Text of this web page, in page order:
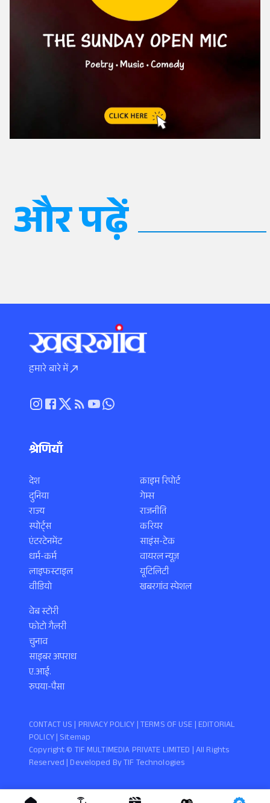
और पढ़ें
हमारे बारे में
श्रेणियाँ
देश
दुनिया
राज्य
स्पोर्ट्स
एंटरटेनमेंट
धर्म-कर्म
लाइफस्टाइल
वीडियो
क्राइम रिपोर्ट
गेम्स
राजनीति
करियर
साइंस-टेक
वायरल न्यूज़
यूटिलिटी
खबरगांव स्पेशल
वेब स्टोरी
फोटो गैलरी
चुनाव
साइबर अपराध
ए.आई.
रुपया-पैसा
Copyright ©️ TIF MULTIMEDIA PRIVATE LIMITED | All Rights
Reserved | Developed ByTIF Technologies
CONTACT US | PRIVACY POLICY |TERMS OF USE | EDITORIAL
POLICY| Sitemap